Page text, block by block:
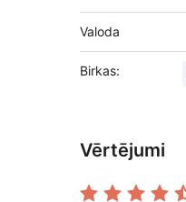
Valoda
Birkas:
Vērtējumi